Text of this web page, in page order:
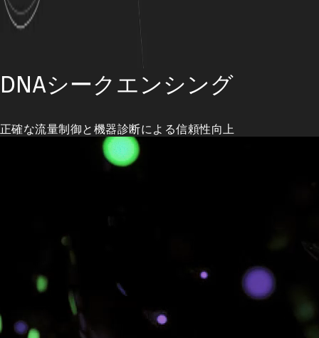
DNAシークエンシング
正確な流量制御と機器診断による信頼性向上